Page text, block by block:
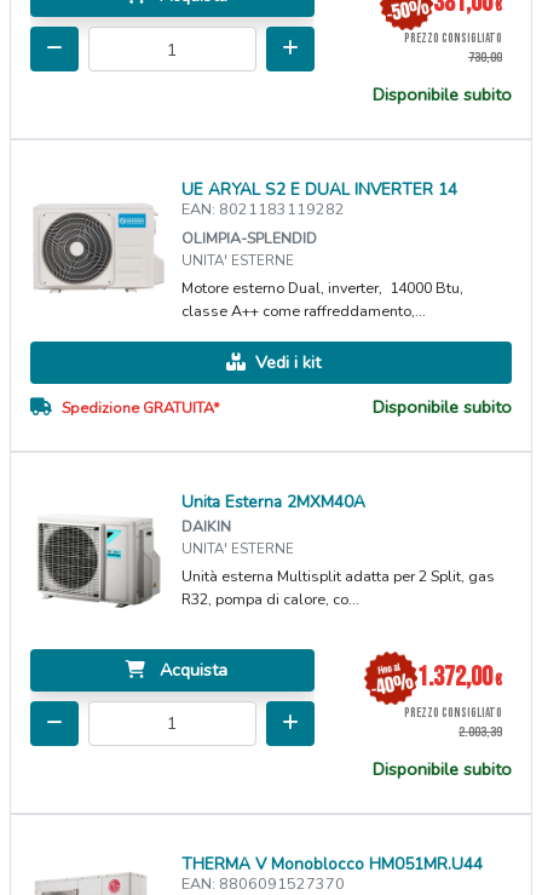
€
PREZZO CONSIGLIATO
730,00
Disponibile subito
UE ARYAL S2 E DUAL INVERTER 14
EAN: 8021183119282
OLIMPIA-SPLENDID
UNITA' ESTERNE
Motore esterno Dual, inverter, 14000 Btu,
classe A++ come raffreddamento,...
Vedi i kit
Spedizione GRATUITA* Disponibile subito
Unita Esterna 2MXM40A
DAIKIN
UNITA' ESTERNE
Unità esterna Multisplit adatta per 2 Split, gas
R32, pompa di calore, co...
Acquista 1.372,00€
PREZZO CONSIGLIATO
2.003,39
Disponibile subito
THERMA V Monoblocco HM051MR.U44
EAN: 8806091527370